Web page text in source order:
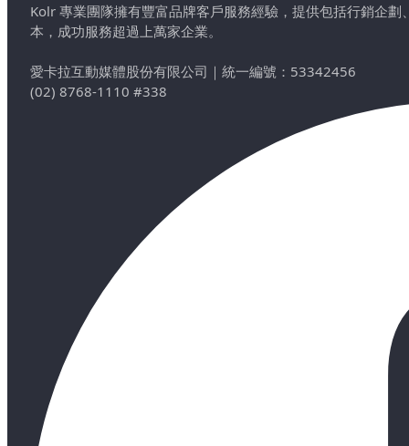
Kolr 專業團隊擁有豐富品牌客戶服務經驗，提供包括行銷企
本，成功服務超過上萬家企業。
愛卡拉互動媒體股份有限公司 ｜ 統一編號：53342456
(02) 8768-1110 #338